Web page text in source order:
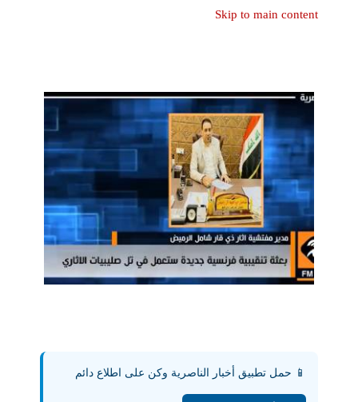
Skip to main content
📱 حمل تطبيق أخبار الناصرية وكن على اطلاع دائم